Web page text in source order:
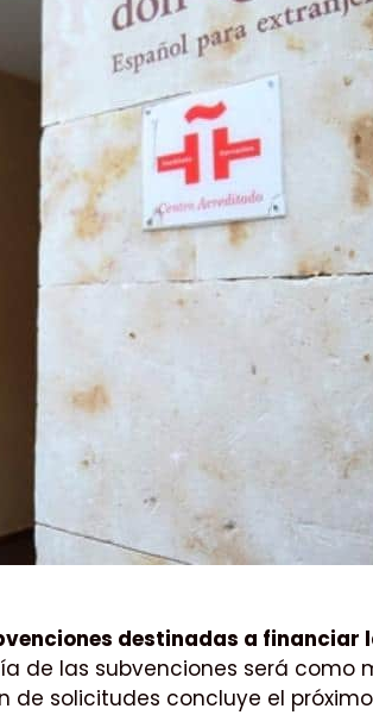
destinadas a financiar
de las subvenciones será como
de solicitudes concluye el